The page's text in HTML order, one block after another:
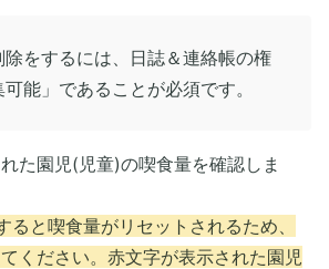
除をするには、日誌＆連絡帳の権
能」であることが必須です。
た園児(児童)の喫食量を確認しま
ると喫食量がリセットされるため、
ください。赤文字が表示された園児